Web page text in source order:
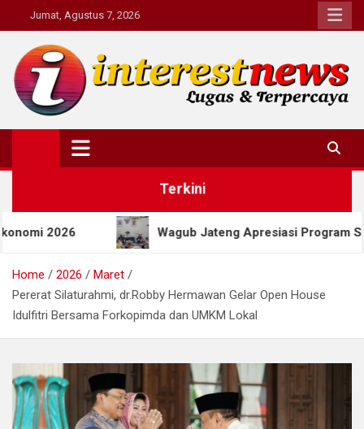
to
content
Jumat, Agustus 7, 2026
Interestnews.or.id
Terkini
Wagub Jateng Apresiasi Program SEJUTA MIJEL,
Home 2026
Maret
Pererat Silaturahmi, dr.Robby Hermawan Gelar Open House
Idulfitri Bersama Forkopimda dan UMKM Lokal